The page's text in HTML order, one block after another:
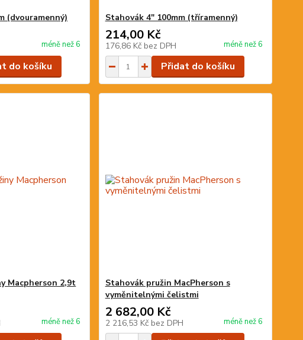
(dvouramenný)
méně než 6
do košíku
Stahovák 4" 100mm (tříramenný)
214,00 Kč
176,86 Kč bez DPH méně než 6
Přidat do košíku
Macpherson 2,9t
méně než 6
Stahovák pružin MacPherson s
vyměnitelnými čelistmi
2 682,00 Kč
2 216,53 Kč bez DPH méně než 6